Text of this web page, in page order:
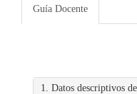
Guía Docente
1. Datos descriptivos